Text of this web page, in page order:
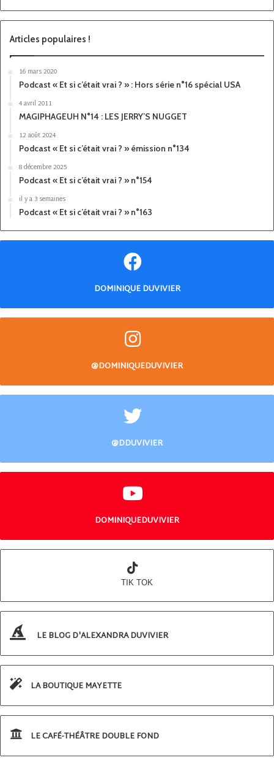
Articles populaires !
16 mars 2020
Podcast « Et si c’était vrai ? » : Hors série n°16 spécial USA
4 avril 2011
MAGIPHAGEUH N°14 : LES JERRY’S NUGGET
12 août 2024
Podcast « Et si c’était vrai ? » émission n°134
8 décembre 2025
Podcast « Et si c’était vrai ? » n°154
il y a 3 semaines
Podcast « Et si c’était vrai ? » n°163
DOMINIQUE DUVIVIER
@DOMINIQUEDUVIVIER
@DDUVIVIER
DOMINIQUEDUVIVIER
TIK TOK
LE BLOG D'ALEXANDRA DUVIVIER
LA BOUTIQUE MAYETTE
LE CAFÉ-THÉÂTRE DOUBLE FOND